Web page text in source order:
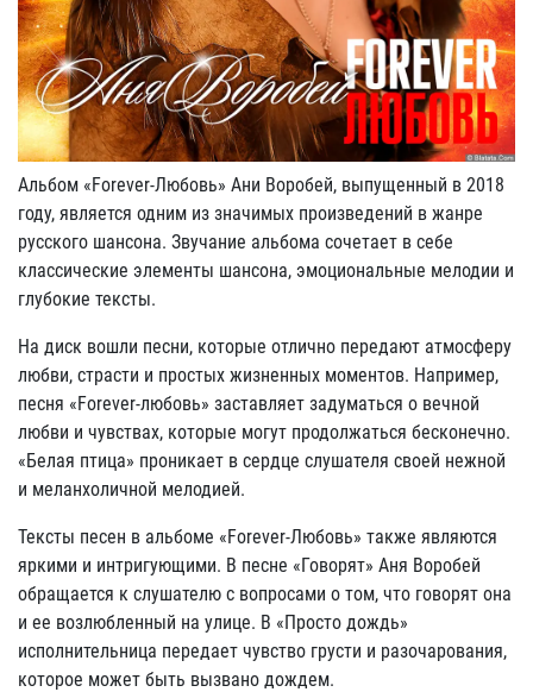
Альбом «Forever-Любовь» Ани Воробей, выпущенный в 2018
году, является одним из значимых произведений в жанре
русского шансона. Звучание альбома сочетает в себе
классические элементы шансона, эмоциональные мелодии и
глубокие тексты.
На диск вошли песни, которые отлично передают атмосферу
любви, страсти и простых жизненных моментов. Например,
песня «Forever-любовь» заставляет задуматься о вечной
любви и чувствах, которые могут продолжаться бесконечно.
«Белая птица» проникает в сердце слушателя своей нежной
и меланхоличной мелодией.
Тексты песен в альбоме «Forever-Любовь» также являются
яркими и интригующими. В песне «Говорят» Аня Воробей
обращается к слушателю с вопросами о том, что говорят она
и ее возлюбленный на улице. В «Просто дождь»
исполнительница передает чувство грусти и разочарования,
которое может быть вызвано дождем.